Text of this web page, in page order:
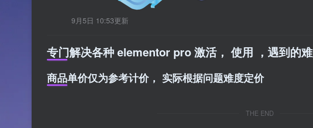
9月5日 10:53更新
专门解决各种 elementor pro 激活， 使用 ，遇到的
商品单价仅为参考计价， 实际根据问题难度定价
THE END